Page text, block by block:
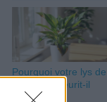
Pourquoi votre lys de
la paix ne fleurit-il
plus ...